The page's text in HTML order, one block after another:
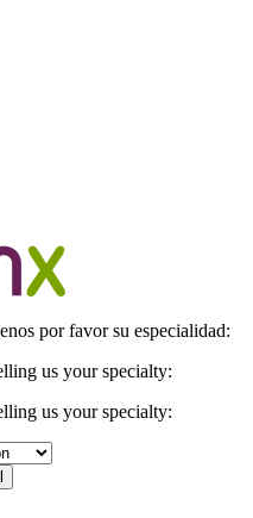
por favor su especialidad:
us your specialty:
us your specialty: